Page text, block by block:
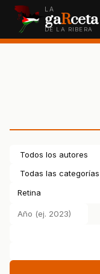
LA
gaRceta
DE LA RIBERA